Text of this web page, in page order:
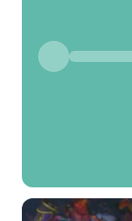
选择图片